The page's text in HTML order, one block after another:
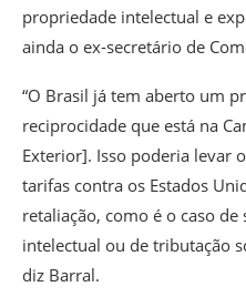
propriedade intelectual e
ainda o ex-secretário de
“O Brasil já tem aberto um
reciprocidade que está na
Exterior]. Isso poderia levar
tarifas contra os Estados
retaliação, como é o caso
intelectual ou de tributação
diz Barral.